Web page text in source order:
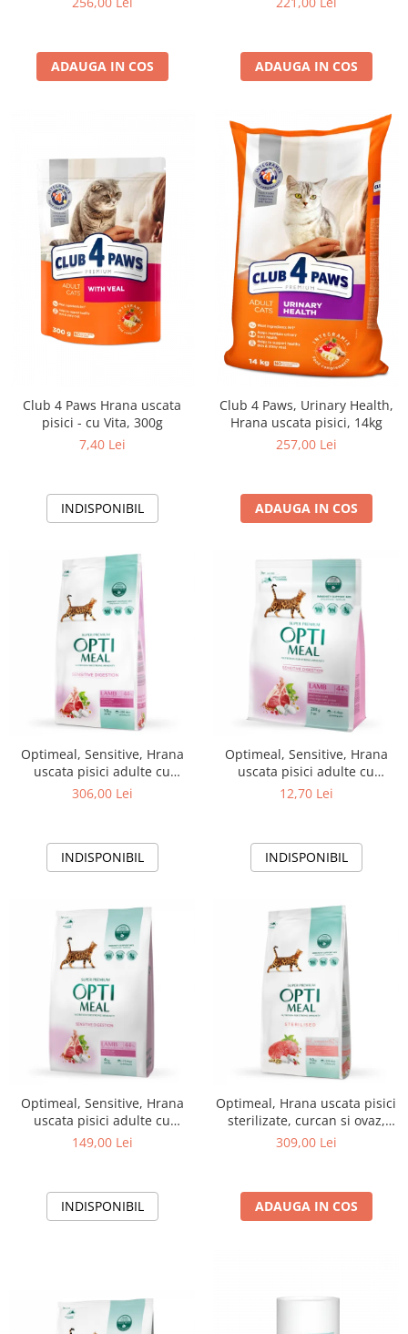
ADAUGA IN COS ADAUGA IN COS
Club 4 Paws Hrana uscata
pisici - cu Vita, 300g
7,40 Lei
INDISPONIBIL
Club 4 Paws, Urinary Health,
Hrana uscata pisici, 14kg
257,00 Lei
ADAUGA IN COS
Optimeal, Sensitive, Hrana
uscata pisici adulte cu
digestie sensibila, Miel, 10kg
306,00 Lei
INDISPONIBIL
Optimeal, Sensitive, Hrana
uscata pisici adulte cu
digestie sensibila, Miel, 200g
12,70 Lei
INDISPONIBIL
Optimeal, Sensitive, Hrana
uscata pisici adulte cu
digestie sensibila, Miel, 4kg
149,00 Lei
INDISPONIBIL
Optimeal, Hrana uscata pisici
sterilizate, curcan si ovaz,
10kg
309,00 Lei
ADAUGA IN COS